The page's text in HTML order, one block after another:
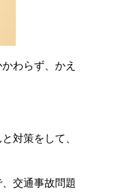
わらず、かえ
対策をして、
交通事故問題